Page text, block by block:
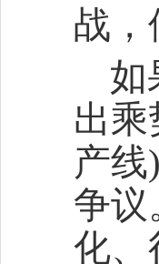
战，
如
出乘
产
争议
化、